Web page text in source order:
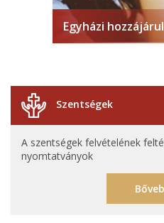
Egyházi
Szentségek
A szentségek felvételének
nyomtatványok